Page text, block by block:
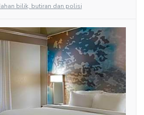
bilik, butiran dan polisi